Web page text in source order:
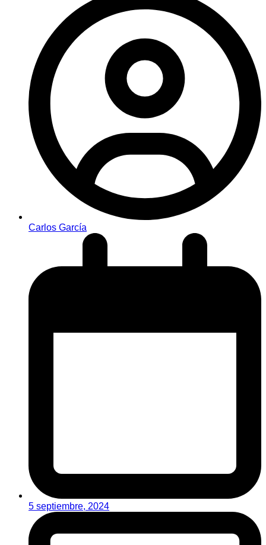
Carlos García
5 septiembre, 2024